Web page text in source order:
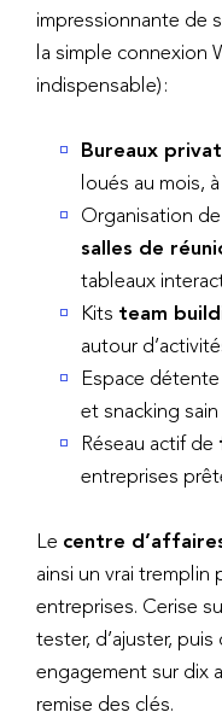
impressionnante de
la simple connexion
indispensable) :
Bureaux
loués au mois,
Organisation de
salles de
tableaux
Kits team
autour
Espace
et snacking sain
Réseau actif de
entreprises
Le centre
ainsi un vrai tremplin
entreprises. Cerise
tester, d’ajuster,
engagement sur dix
remise des clés.